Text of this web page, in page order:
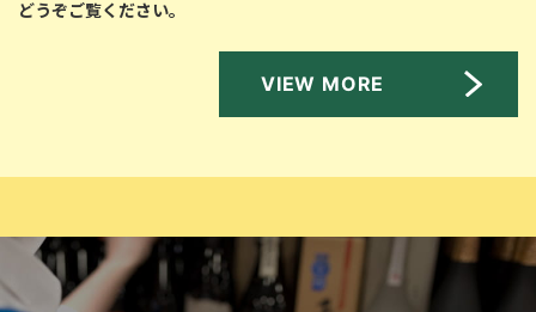
どうぞご覧ください。
VIEW MORE